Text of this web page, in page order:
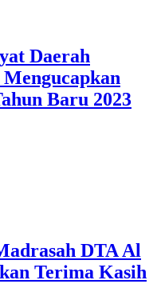
Daerah
Baru 2023
DTA Al
Terima Kasih